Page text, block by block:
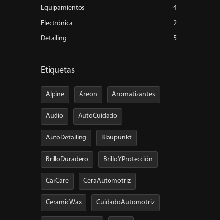
Equipamientos 4
Electrónica 2
Detailing 5
Etiquetas
Alpine Areon Aromatizantes
Audio AutoCuidado
AutoDetailing Blaupunkt
BrilloDuradero BrilloYProtección
CarCare CeraAutomotriz
CeramicWax CuidadoAutomotriz